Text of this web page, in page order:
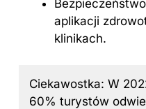
aplikacji
klinikach.
Ciekawostka: W
60% turystów